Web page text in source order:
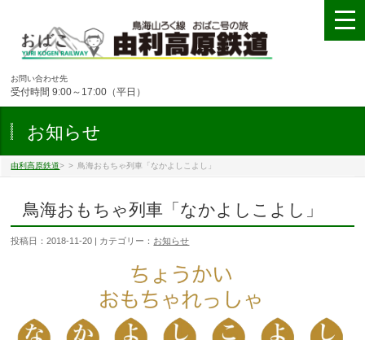
お問い合わせ先
受付時間 9:00～17:00（平日）
お知らせ
由利高原鉄道> > 鳥海おもちゃ列車「なかよしこよし」
鳥海おもちゃ列車「なかよしこよし」
投稿日：2018-11-20 | カテゴリー： お知らせ